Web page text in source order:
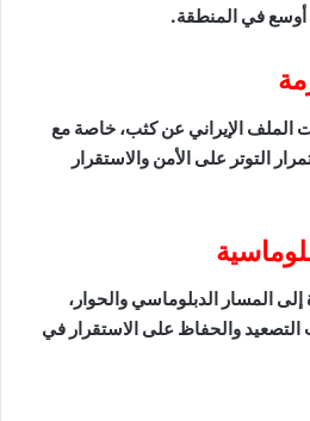
أوسع في المنطقة.
الملف الإيراني عن كثب، خاصة مع
التوتر على الأمن والاستقرار
المسار الدبلوماسي والحوار،
التصعيد والحفاظ على الاستقرار في